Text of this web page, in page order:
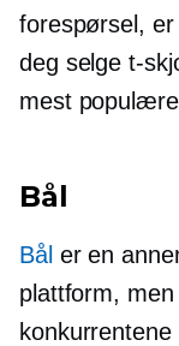
forespørsel,
deg selget-
mest
Bål
Bål er en
plattform,